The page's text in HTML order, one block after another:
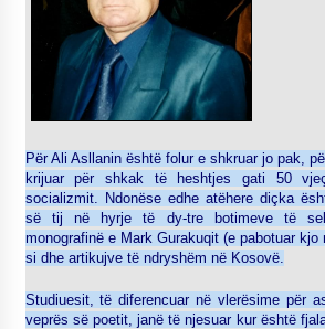
Mbi kockat e martirëve ngrihet Atdheu
17/10/2025
Gazeta Kallarati nr. 115
14/10/2025
Faksimilet e një 83 vjetori lufte: Çfarë
Vexhi Buharaja për Heroin e Popullit,
Selami.
04/10/2025
RINDËRTIMIN E VENDIT – NGA ÇIZE
22/09/2025
Për Ali Asllanin është folur e shkruar jo pak,
krijuar për shkak të heshtjes gati 50
socializmit. Ndonëse edhe atëhere diçka
së tij në hyrje të dy-tre botimeve të
monografinë e Mark Gurakuqit (e pabotuar
si dhe artikujve të ndryshëm në Kosovë.
Studiuesit, të diferencuar në vlerësime për
veprës së poetit, janë të njesuar kur është